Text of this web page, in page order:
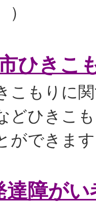
）
ひきこ
こもりに
どひきこ
ができま
達障が